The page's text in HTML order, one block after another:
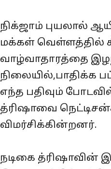
நிக்ஜாம் புயலால்
மக்கள் வெள்ளத்தில்
வாழ்வாதாரத்தை
நிலையில்,பாதிக்க
எந்த பதிவும்
த்ரிஷாவை
விமர்சிக்கின்றனர்.
நடிகை த்ரிஷாவின்